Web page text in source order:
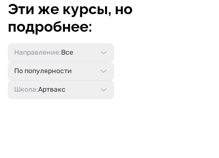
Эти же курсы, но
подробнее:
Направление:Все
По популярности
Школа:Артвакс